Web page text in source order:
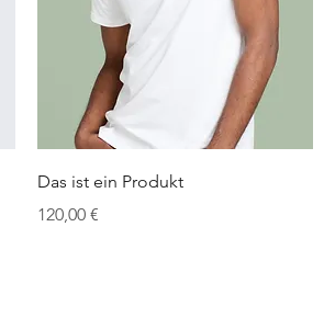
Das ist ein Produkt
Preis
120,00 €